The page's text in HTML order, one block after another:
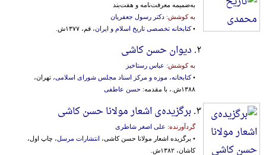
به‌ضمیمه‌ معرفت‌نامه‌ و هفت‌بند
به کوشش: دکتر رسول جعفریان
•کتابخانه تخصصی تاریخ اسلام و ایران، قم، ۱۳۷۷ش.
۲. دیوان حسن کاشی
به کوشش: عباس رستاخیز
•کتابخانه، موزه و مرکز اسناد مجلس شورای اسلامی، تهران،
۱۳۸۸ش.، با مقدمه:
حسن عاطفی
۳. برگزیده‌ی اشعار مولانا حسن کاشی
گردآورنده: علی اصغر شاطری
• برگزیده اشعار مولانا حسن کاشی، انتشارات مرسل، چاپ اول،
کاشان، ۱۳۸۲ش.